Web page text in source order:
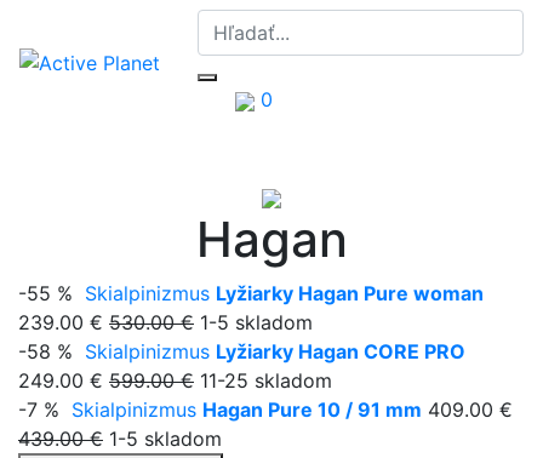
0
Hagan
-55 % Skialpinizmus Lyžiarky Hagan Pure woman
239.00 € 530.00 € 1-5 skladom
-58 % Skialpinizmus Lyžiarky Hagan CORE PRO
249.00 € 599.00 € 11-25 skladom
-7 % Skialpinizmus Hagan Pure 10 / 91 mm 409.00 €
439.00 € 1-5 skladom